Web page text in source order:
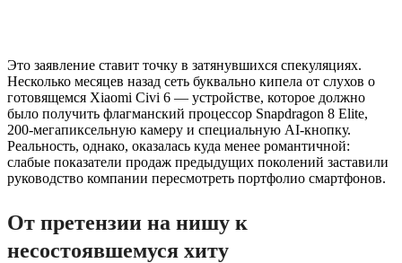
Это заявление ставит точку в затянувшихся спекуляциях.
Несколько месяцев назад сеть буквально кипела от слухов о
готовящемся Xiaomi Civi 6 — устройстве, которое должно
было получить флагманский процессор Snapdragon 8 Elite,
200-мегапиксельную камеру и специальную AI-кнопку.
Реальность, однако, оказалась куда менее романтичной:
слабые показатели продаж предыдущих поколений заставили
руководство компании пересмотреть портфолио смартфонов.
От претензии на нишу к
несостоявшемуся хиту